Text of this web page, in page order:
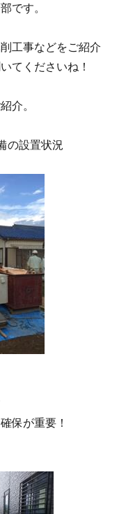
です。
工事などをご紹介
てくださいね！
介。
の設置状況
保が重要！